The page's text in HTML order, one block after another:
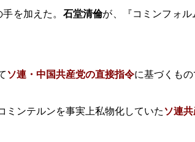
を加えた。 石堂清倫が、『コミンフォ
ソ連・中国共産党の直接指令に基づくも
ミンテルンを事実上私物化していた ソ連